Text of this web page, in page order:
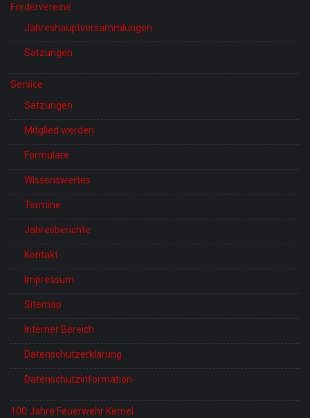
Fördervereine
Jahreshauptversammlungen
Satzungen
Service
Satzungen
Mitglied werden
Formulare
Wissenswertes
Termine
Jahresberichte
Kontakt
Impressum
Sitemap
Interner Bereich
Datenschutzerklärung
Datenschutzinformation
100 Jahre Feuerwehr Kemel